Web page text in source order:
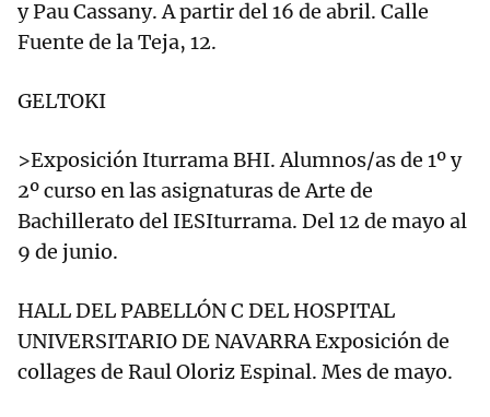
y Pau Cassany. A partir del 16 de abril. Calle
Fuente de la Teja, 12.
GELTOKI
>Exposición Iturrama BHI. Alumnos/as de 1º y
2º curso en las asignaturas de Arte de
Bachillerato del IESIturrama. Del 12 de mayo al
9 de junio.
HALL DEL PABELLÓN C DEL HOSPITAL
UNIVERSITARIO DE NAVARRA Exposición de
collages de Raul Oloriz Espinal. Mes de mayo.